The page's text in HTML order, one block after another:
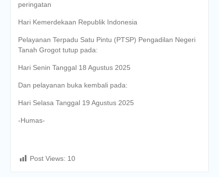
peringatan
Hari Kemerdekaan Republik Indonesia
Pelayanan Terpadu Satu Pintu (PTSP) Pengadilan Negeri
Tanah Grogot tutup pada:
Hari Senin Tanggal 18 Agustus 2025
Dan pelayanan buka kembali pada:
Hari Selasa Tanggal 19 Agustus 2025
-Humas-
Post Views: 10